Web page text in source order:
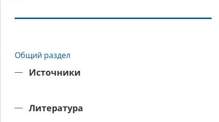
система
в
Общий раздел
Источники
Литература